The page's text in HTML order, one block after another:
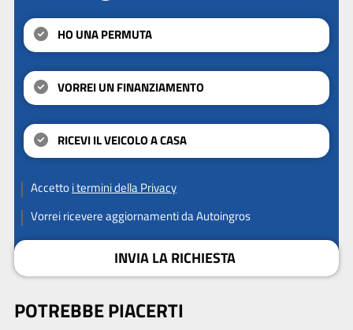
HO UNA PERMUTA
VORREI UN FINANZIAMENTO
RICEVI IL VEICOLO A CASA
Accettoi termini della Privacy
Vorrei ricevere aggiornamenti da Autoingros
INVIA LA RICHIESTA
POTREBBE PIACERTI